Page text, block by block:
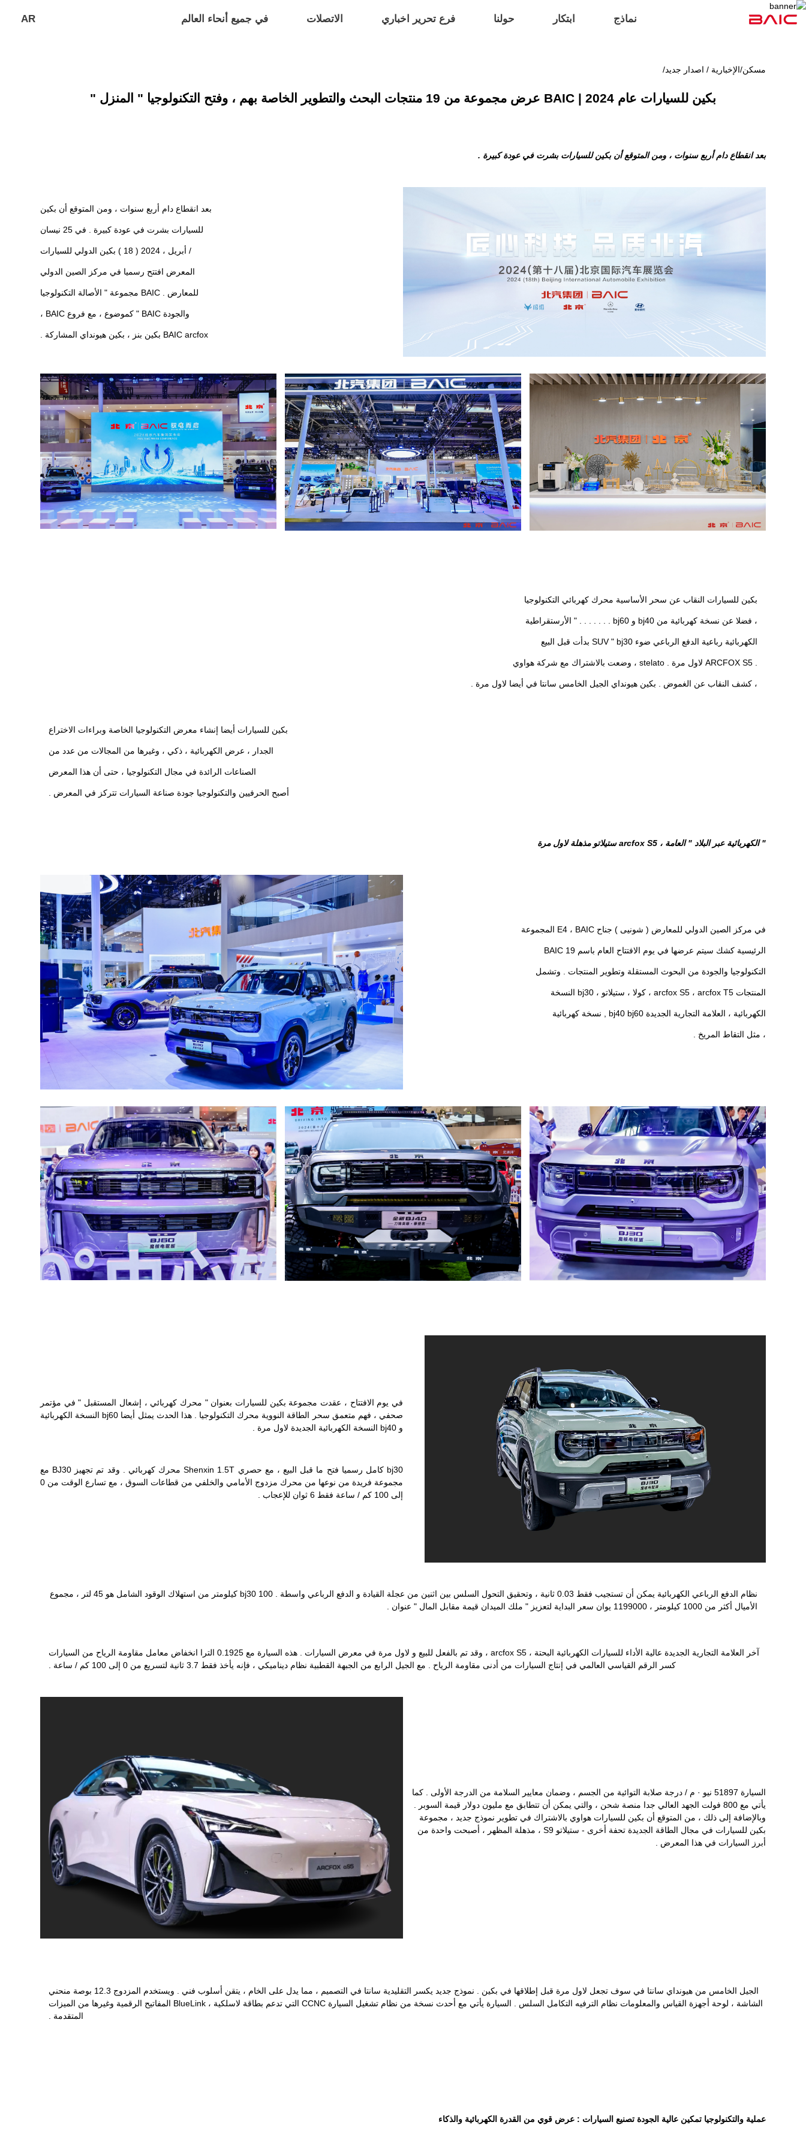
نماذج ابتكار حولنا فرع تحرير اخباري الاتصلات في جميع أنحاء العالم AR
مسكن/الإخبارية / اصدار جديد/
بكين للسيارات عام 2024 | BAIC عرض مجموعة من 19 منتجات البحث والتطوير الخاصة بهم ، وفتح التكنولوجيا " المنزل "
بعد انقطاع دام أربع سنوات ، ومن المتوقع أن بكين للسيارات بشرت في عودة كبيرة .
بعد انقطاع دام أربع سنوات ، ومن المتوقع أن بكين
للسيارات بشرت في عودة كبيرة . في 25 نيسان
/ أبريل ، 2024 ( 18 ) بكين الدولي للسيارات
المعرض افتتح رسميا في مركز الصين الدولي
للمعارض . BAIC مجموعة " الأصالة التكنولوجيا
والجودة BAIC " كموضوع ، مع فروع BAIC ،
BAIC arcfox بكين بنز ، بكين هيونداي المشاركة .
بكين للسيارات النقاب عن سحر الأساسية محرك كهربائي التكنولوجيا
، فضلا عن نسخة كهربائية من bj40 و bj60 . . . . . . . " الأرستقراطية
الكهربائية رباعية الدفع الرباعي ضوء SUV " bj30 بدأت قبل البيع
. ARCFOX S5 لاول مرة . stelato ، وضعت بالاشتراك مع شركة هواوي
، كشف النقاب عن الغموض . بكين هيونداي الجيل الخامس سانتا في أيضا لاول مرة .
بكين للسيارات أيضا إنشاء معرض التكنولوجيا الخاصة وبراءات الاختراع
الجدار ، عرض الكهربائية ، ذكي ، وغيرها من المجالات من عدد من
الصناعات الرائدة في مجال التكنولوجيا ، حتى أن هذا المعرض
أصبح الحرفيين والتكنولوجيا جودة صناعة السيارات تتركز في المعرض .
" الكهربائية عبر البلاد " العامة ، arcfox S5 ستيلاتو مذهلة لاول مرة
في مركز الصين الدولي للمعارض ( شونيى ) جناح E4 ، BAIC المجموعة
الرئيسية كشك سيتم عرضها في يوم الافتتاح العام باسم 19 BAIC
التكنولوجيا والجودة من البحوث المستقلة وتطوير المنتجات . وتشمل
المنتجات arcfox S5 ، arcfox T5 ، كولا ، ستيلاتو ، bj30 النسخة
الكهربائية ، العلامة التجارية الجديدة bj40 bj60 , نسخة كهربائية
، مثل التقاط المريخ .
في يوم الافتتاح ، عقدت مجموعة بكين للسيارات بعنوان " محرك كهربائي ، إشعال المستقبل " في مؤتمر
صحفي ، فهم متعمق سحر الطاقة النووية محرك التكنولوجيا . هذا الحدث يمثل أيضا bj60 النسخة الكهربائية
و bj40 النسخة الكهربائية الجديدة لاول مرة .
bj30 كامل رسميا فتح ما قبل البيع ، مع حصري Shenxin 1.5T محرك كهربائي . وقد تم تجهيز BJ30 مع
مجموعة فريدة من نوعها من محرك مزدوج الأمامي والخلفي من قطاعات السوق ، مع تسارع الوقت من 0
إلى 100 كم / ساعة فقط 6 ثوان للإعجاب .
نظام الدفع الرباعي الكهربائية يمكن أن تستجيب فقط 0.03 ثانية ، وتحقيق التحول السلس بين اثنين من عجلة القيادة و الدفع الرباعي واسطة . bj30 100 كيلومتر من استهلاك الوقود الشامل هو 45 لتر ، مجموع
الأميال أكثر من 1000 كيلومتر ، 1199000 يوان سعر البداية لتعزيز " ملك الميدان قيمة مقابل المال " عنوان .
آخر العلامة التجارية الجديدة عالية الأداء للسيارات الكهربائية البحتة ، arcfox S5 ، وقد تم بالفعل للبيع و لاول مرة في معرض السيارات . هذه السيارة مع 0.1925 الترا انخفاض معامل مقاومة الرياح من السيارات
كسر الرقم القياسي العالمي في إنتاج السيارات من أدنى مقاومة الرياح . مع الجيل الرابع من الجبهة القطبية نظام ديناميكي ، فإنه يأخذ فقط 3.7 ثانية لتسريع من 0 إلى 100 كم / ساعة .
السيارة 51897 نيو · م / درجة صلابة التوائية من الجسم ، وضمان معايير السلامة من الدرجة الأولى . كما
يأتي مع 800 فولت الجهد العالي جدا منصة شحن ، والتي يمكن أن تتطابق مع مليون دولار قيمة السوبر .
وبالإضافة إلى ذلك ، من المتوقع أن بكين للسيارات هواوي بالاشتراك في تطوير نموذج جديد ، مجموعة
بكين للسيارات في مجال الطاقة الجديدة تحفة أخرى - ستيلاتو S9 ، مذهلة المظهر ، أصبحت واحدة من
أبرز السيارات في هذا المعرض .
الجيل الخامس من هيونداي سانتا في سوف تجعل لاول مرة قبل إطلاقها في بكين . نموذج جديد يكسر التقليدية سانتا في التصميم ، مما يدل على الخام ، يتقن أسلوب فني . ويستخدم المزدوج 12.3 بوصة منحني
الشاشة ، لوحة أجهزة القياس والمعلومات نظام الترفيه التكامل السلس . السيارة يأتي مع أحدث نسخة من نظام تشغيل السيارة CCNC التي تدعم بطاقة لاسلكية ، BlueLink المفاتيح الرقمية وغيرها من الميزات
المتقدمة .
عملية والتكنولوجيا تمكين عالية الجودة تصنيع السيارات : عرض قوي من القدرة الكهربائية والذكاء